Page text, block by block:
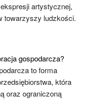
artystycznej,
towarzyszy ludzkości.
gospodarcza?
to forma
która
oraz ograniczoną